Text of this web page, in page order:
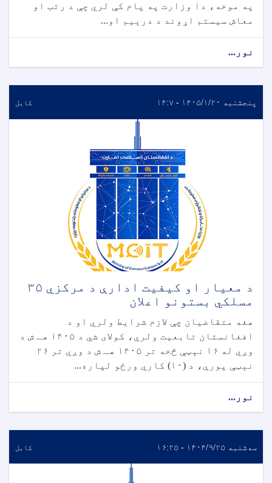
په موخه، دا وزارت په پام کې لري چې د رتب او
معاش سیستم اړوند د درېیم او...
نور...
پنجشنبه ۱۴۰۵/۱/۲۰ - ۱۴:۷ کابل
د معیار او کیفیت ادارې د مرکزي ۳۵
مسلکي بستونو اعلان
هغه متقاضیان چې لازم شرایط ولري او د
افغانستان تابعیت ولري، کولای شي د ۱۴۰۵ هـ ش د
وږي له ۱۶ نېټې څخه تر ۱۴۰۵ هـ ش د وږي تر ۲۶
نېټې پورې، د (۱۰) کاري ورځو لپاره...
نور...
سه‌شنبه ۱۴۰۴/۹/۲۵ - ۱۶:۲۵ کابل